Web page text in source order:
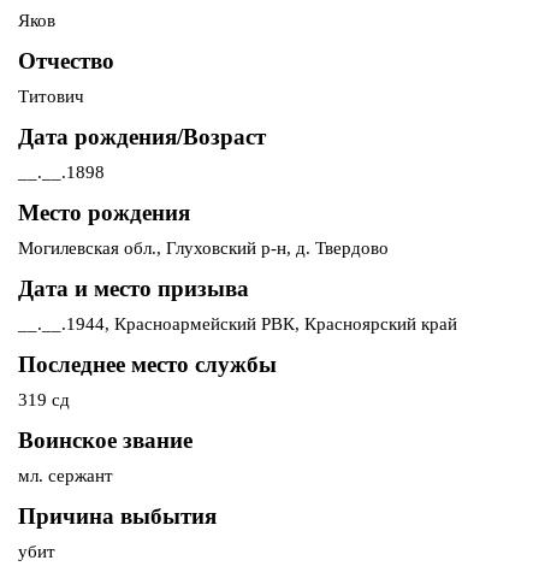
Яков
Отчество
Титович
Дата рождения/Возраст
__.__.1898
Место рождения
Могилевская обл., Глуховский р-н, д. Твердово
Дата и место призыва
__.__.1944, Красноармейский РВК, Красноярский край
Последнее место службы
319 сд
Воинское звание
мл. сержант
Причина выбытия
убит